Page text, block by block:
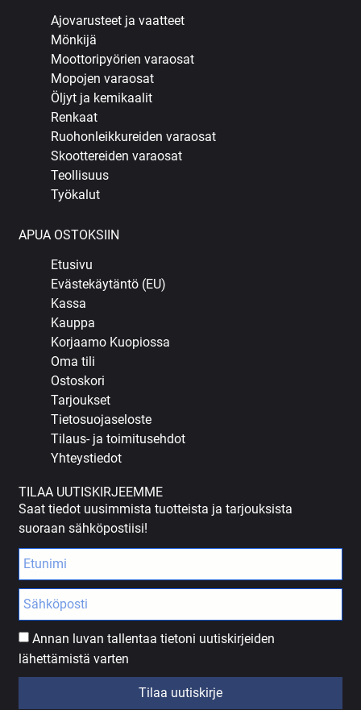
Ajovarusteet ja vaatteet
Mönkijä
Moottoripyörien varaosat
Mopojen varaosat
Öljyt ja kemikaalit
Renkaat
Ruohonleikkureiden varaosat
Skoottereiden varaosat
Teollisuus
Työkalut
APUA OSTOKSIIN
Etusivu
Evästekäytäntö (EU)
Kassa
Kauppa
Korjaamo Kuopiossa
Oma tili
Ostoskori
Tarjoukset
Tietosuojaseloste
Tilaus- ja toimitusehdot
Yhteystiedot
TILAA UUTISKIRJEEMME
Saat tiedot uusimmista tuotteista ja tarjouksista
suoraan sähköpostiisi!
Annan luvan tallentaa tietoni uutiskirjeiden
lähettämistä varten
Tilaa uutiskirje